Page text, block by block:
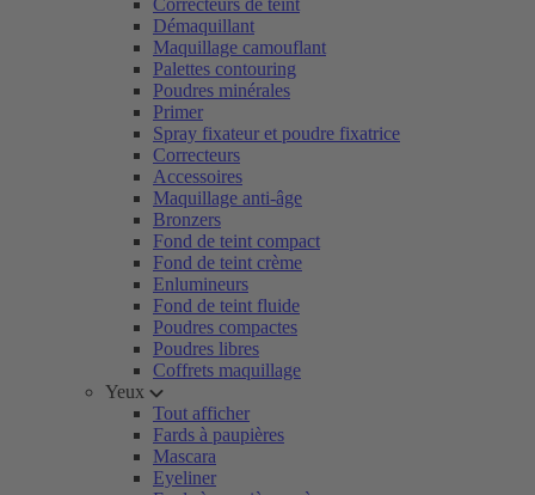
Correcteurs de teint
Démaquillant
Maquillage camouflant
Palettes contouring
Poudres minérales
Primer
Spray fixateur et poudre fixatrice
Correcteurs
Accessoires
Maquillage anti-âge
Bronzers
Fond de teint compact
Fond de teint crème
Enlumineurs
Fond de teint fluide
Poudres compactes
Poudres libres
Coffrets maquillage
Yeux
Tout afficher
Fards à paupières
Mascara
Eyeliner